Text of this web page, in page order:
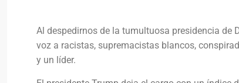
Al despedirnos de la tumultuosa presidencia de
voz a racistas, supremacistas blancos,
y un líder.